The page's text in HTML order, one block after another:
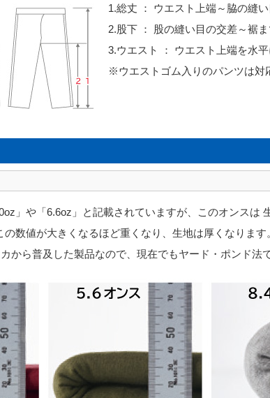
1.総丈 ： ウエスト上端～脇の縫
2.股下 ： 股の縫い目の交差～裾
3.ウエスト ： ウエスト上端を水
※ウエストゴム入りのパンツは対
」や「6.6oz」と記載されていますが、このオンスは
数値が大きくなるほど重くなり、生地は厚くなりま
から普及した製品なので、現在でもヤード・ポンド法